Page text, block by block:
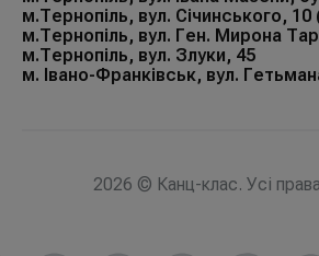
м.Тернопіль, вул. Січинського, 10
м.Тернопіль, вул. Ген. Мирона
м.Тернопіль, вул. Злуки, 45
м. Івано-Франківськ, вул.
2026 © Канц-клас. Усі